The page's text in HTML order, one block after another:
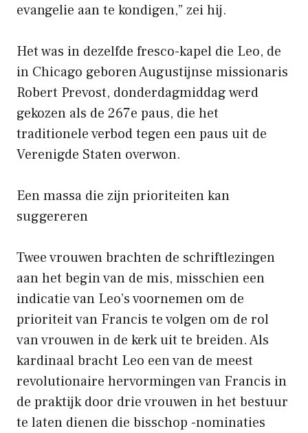
evangelie aan te kondigen,” zei hij.
Het was in dezelfde fresco-kapel die Leo, de
in Chicago geboren Augustijnse missionaris
Robert Prevost, donderdagmiddag werd
gekozen als de 267e paus, die het
traditionele verbod tegen een paus uit de
Verenigde Staten overwon.
Een massa die zijn prioriteiten kan
suggereren
Twee vrouwen brachten de schriftlezingen
aan het begin van de mis, misschien een
indicatie van Leo’s voornemen om de
prioriteit van Francis te volgen om de rol
van vrouwen in de kerk uit te breiden. Als
kardinaal bracht Leo een van de meest
revolutionaire hervormingen van Francis in
de praktijk door drie vrouwen in het bestuur
te laten dienen die bisschop -nominaties